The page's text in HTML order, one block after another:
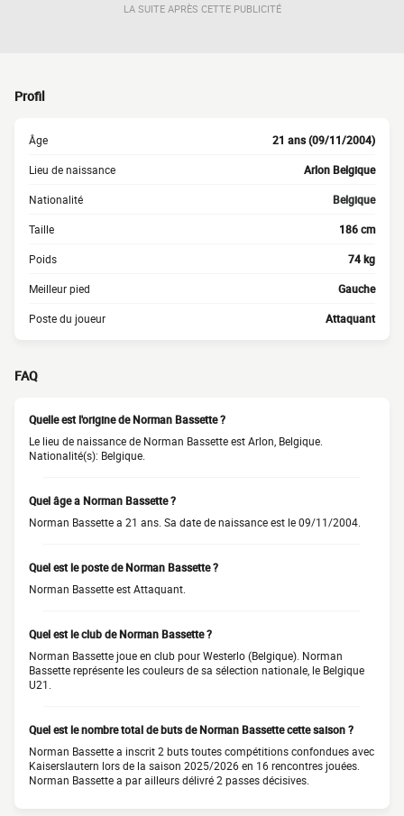
LA SUITE APRÈS CETTE PUBLICITÉ
Profil
Âge 21 ans (09/11/2004)
Lieu de naissance Arlon Belgique
Nationalité Belgique
Taille 186 cm
Poids 74 kg
Meilleur pied Gauche
Poste du joueur Attaquant
FAQ
Quelle est l'origine de Norman Bassette ?
Le lieu de naissance de Norman Bassette est Arlon, Belgique.
Nationalité(s): Belgique.
Quel âge a Norman Bassette ?
Norman Bassette a 21 ans. Sa date de naissance est le 09/11/2004.
Quel est le poste de Norman Bassette ?
Norman Bassette est Attaquant.
Quel est le club de Norman Bassette ?
Norman Bassette joue en club pour Westerlo (Belgique). Norman
Bassette représente les couleurs de sa sélection nationale, le Belgique
U21.
Quel est le nombre total de buts de Norman Bassette cette saison ?
Norman Bassette a inscrit 2 buts toutes compétitions confondues avec
Kaiserslautern lors de la saison 2025/2026 en 16 rencontres jouées.
Norman Bassette a par ailleurs délivré 2 passes décisives.